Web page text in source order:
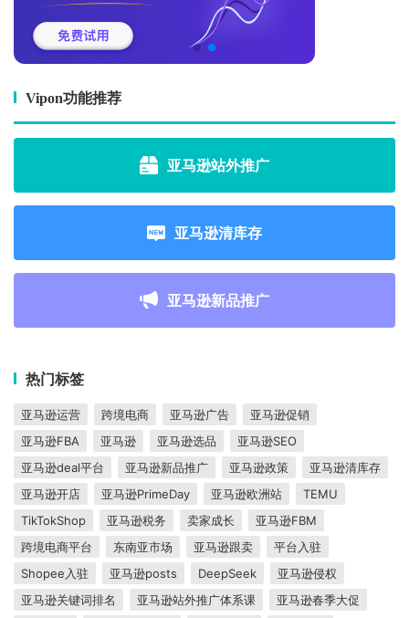
Vipon功能推荐
亚马逊站外推广
亚马逊清库存
亚马逊新品推广
热门标签
亚马逊运营 跨境电商 亚马逊广告
亚马逊促销
亚马逊FBA
亚马逊 亚马逊选品
亚马逊SEO
亚马逊deal平台
亚马逊新品推广 亚马逊政策
亚马逊清库存
亚马逊开店
亚马逊PrimeDay 亚马逊欧洲站
TEMU
TikTokShop
亚马逊税务 卖家成长
亚马逊FBM
跨境电商平台
东南亚市场 亚马逊跟卖
平台入驻
Shopee入驻
亚马逊posts DeepSeek
亚马逊侵权
亚马逊关键词排名
亚马逊站外推广体系课
亚马逊春季大促